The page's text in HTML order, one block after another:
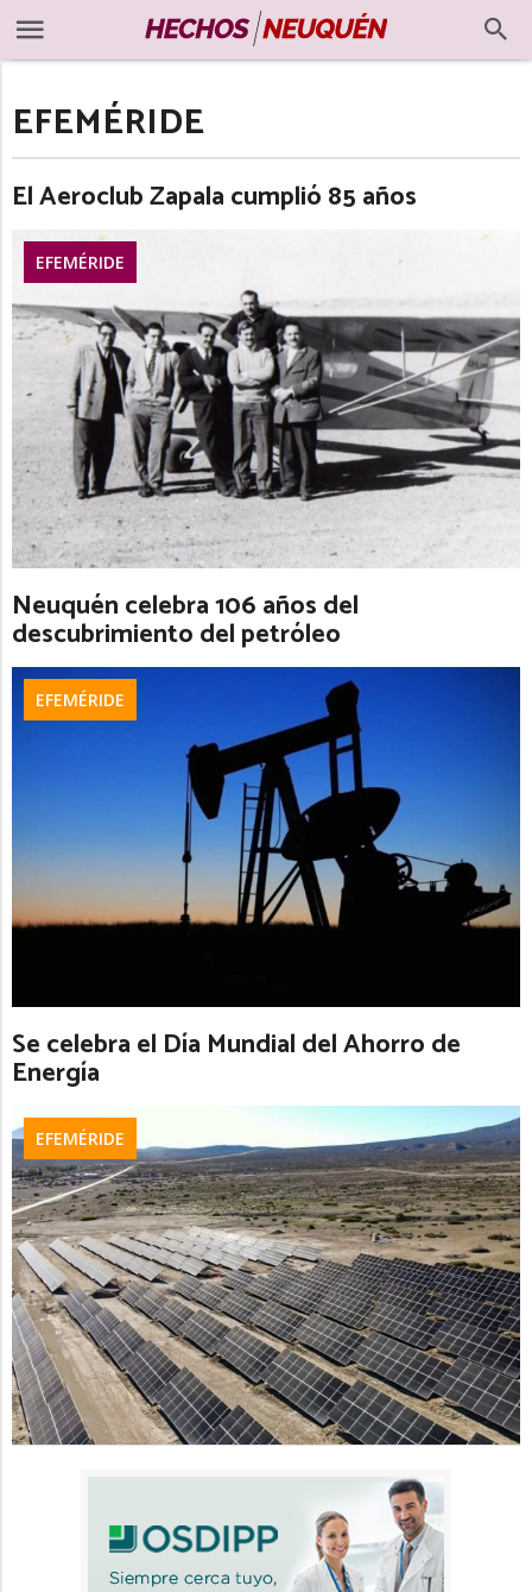
EFEMÉRIDE
El Aeroclub Zapala cumplió 85 años
EFEMÉRIDE
Neuquén celebra 106 años del
descubrimiento del petróleo
EFEMÉRIDE
Se celebra el Día Mundial del Ahorro de
Energía
EFEMÉRIDE